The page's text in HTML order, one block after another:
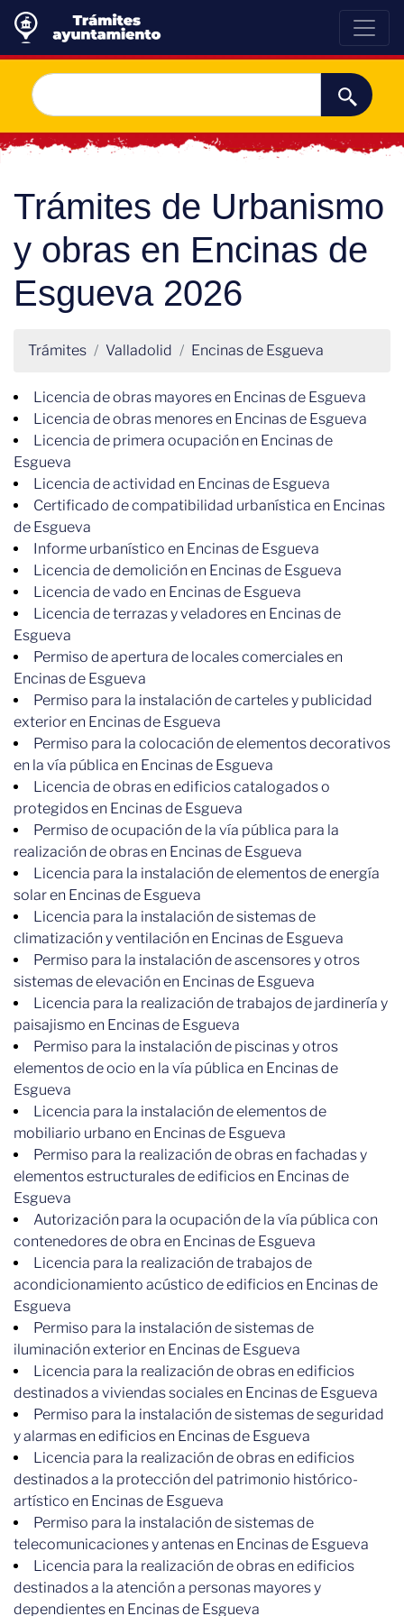
Trámites de Urbanismo
y obras en Encinas de
Esgueva 2026
Trámites Valladolid Encinas de Esgueva
Licencia de obras mayores en Encinas de Esgueva
Licencia de obras menores en Encinas de Esgueva
Licencia de primera ocupación en Encinas de
Esgueva
Licencia de actividad en Encinas de Esgueva
Certificado de compatibilidad urbanística en Encinas
de Esgueva
Informe urbanístico en Encinas de Esgueva
Licencia de demolición en Encinas de Esgueva
Licencia de vado en Encinas de Esgueva
Licencia de terrazas y veladores en Encinas de
Esgueva
Permiso de apertura de locales comerciales en
Encinas de Esgueva
Permiso para la instalación de carteles y publicidad
exterior en Encinas de Esgueva
Permiso para la colocación de elementos decorativos
en la vía pública en Encinas de Esgueva
Licencia de obras en edificios catalogados o
protegidos en Encinas de Esgueva
Permiso de ocupación de la vía pública para la
realización de obras en Encinas de Esgueva
Licencia para la instalación de elementos de energía
solar en Encinas de Esgueva
Licencia para la instalación de sistemas de
climatización y ventilación en Encinas de Esgueva
Permiso para la instalación de ascensores y otros
sistemas de elevación en Encinas de Esgueva
Licencia para la realización de trabajos de jardinería y
paisajismo en Encinas de Esgueva
Permiso para la instalación de piscinas y otros
elementos de ocio en la vía pública en Encinas de
Esgueva
Licencia para la instalación de elementos de
mobiliario urbano en Encinas de Esgueva
Permiso para la realización de obras en fachadas y
elementos estructurales de edificios en Encinas de
Esgueva
Autorización para la ocupación de la vía pública con
contenedores de obra en Encinas de Esgueva
Licencia para la realización de trabajos de
acondicionamiento acústico de edificios en Encinas de
Esgueva
Permiso para la instalación de sistemas de
iluminación exterior en Encinas de Esgueva
Licencia para la realización de obras en edificios
destinados a viviendas sociales en Encinas de Esgueva
Permiso para la instalación de sistemas de seguridad
y alarmas en edificios en Encinas de Esgueva
Licencia para la realización de obras en edificios
destinados a la protección del patrimonio histórico-
artístico en Encinas de Esgueva
Permiso para la instalación de sistemas de
telecomunicaciones y antenas en Encinas de Esgueva
Licencia para la realización de obras en edificios
destinados a la atención a personas mayores y
dependientes en Encinas de Esgueva